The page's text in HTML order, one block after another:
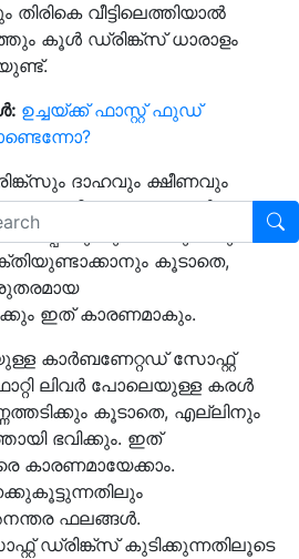
വീട്ടിലെത്തിയാൽ
കൂൾ ഡ്രിങ്ക്സ് ധാരാളം
ഉച്ചയ്ക്ക് ഫാസ്റ്റ് ഫുഡ്
ദാഹവും ക്ഷീണവും
പാനീയമല്ല. ഇവ നിങ്ങളുടെ
ഒരു
കൂടാതെ,
ഇത് കാരണമാകും.
കാർബണേറ്റഡ് സോഫ്റ്റ്
ലിവർ പോലെയുള്ള കരൾ
കൂടാതെ, എല്ലിനും
ഭവിക്കും. ഇത്
കാരണമായേക്കാം.
ഫലങ്ങൾ.
ഡ്രിങ്ക്സ് കുടിക്കുന്നതിലൂടെ